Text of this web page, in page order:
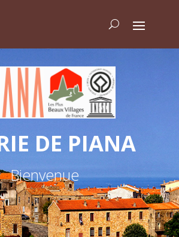
DE PIANA
Bienvenue